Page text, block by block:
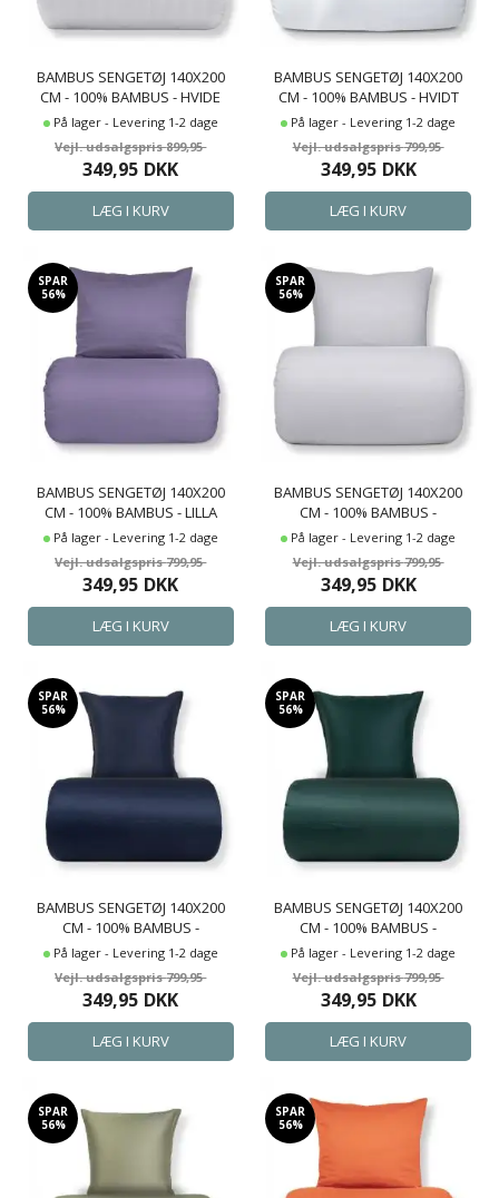
BAMBUS SENGETØJ 140X200
CM - 100% BAMBUS - HVIDE
JACQUARDVÆVET STRIBER
På lager - Levering 1-2 dage
899,95
349,95 DKK
BAMBUS SENGETØJ 140X200
CM - 100% BAMBUS - HVIDT
SATINVÆVET
På lager - Levering 1-2 dage
799,95
349,95 DKK
SPAR
56%
BAMBUS SENGETØJ 140X200
CM - 100% BAMBUS - LILLA
SATINVÆVET
På lager - Levering 1-2 dage
799,95
349,95 DKK
SPAR
56%
BAMBUS SENGETØJ 140X200
CM - 100% BAMBUS -
LYSEGRÅT SATINVÆVET
På lager - Levering 1-2 dage
799,95
349,95 DKK
SPAR
56%
BAMBUS SENGETØJ 140X200
CM - 100% BAMBUS -
MØRKEBLÅT SATINVÆVET
På lager - Levering 1-2 dage
799,95
349,95 DKK
SPAR
56%
BAMBUS SENGETØJ 140X200
CM - 100% BAMBUS -
MØRKEGRØNT SATINVÆVET
På lager - Levering 1-2 dage
799,95
349,95 DKK
SPAR
56%
SPAR
56%